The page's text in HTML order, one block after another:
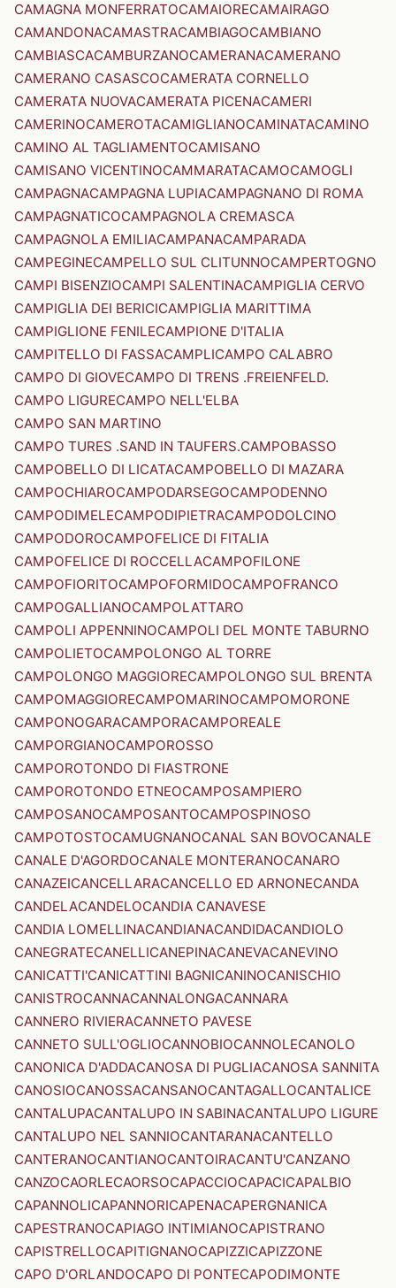
CAMAGNA MONFERRATOCAMAIORECAMAIRAGO
CAMANDONACAMASTRACAMBIAGOCAMBIANO
CAMBIASCACAMBURZANOCAMERANACAMERANO
CAMERANO CASASCOCAMERATA CORNELLO
CAMERATA NUOVACAMERATA PICENACAMERI
CAMERINOCAMEROTACAMIGLIANOCAMINATACAMINO
CAMINO AL TAGLIAMENTOCAMISANO
CAMISANO VICENTINOCAMMARATACAMOCAMOGLI
CAMPAGNACAMPAGNA LUPIACAMPAGNANO DI ROMA
CAMPAGNATICOCAMPAGNOLA CREMASCA
CAMPAGNOLA EMILIACAMPANACAMPARADA
CAMPEGINECAMPELLO SUL CLITUNNOCAMPERTOGNO
CAMPI BISENZIOCAMPI SALENTINACAMPIGLIA CERVO
CAMPIGLIA DEI BERICICAMPIGLIA MARITTIMA
CAMPIGLIONE FENILECAMPIONE D'ITALIA
CAMPITELLO DI FASSACAMPLICAMPO CALABRO
CAMPO DI GIOVECAMPO DI TRENS .FREIENFELD.
CAMPO LIGURECAMPO NELL'ELBA
CAMPO SAN MARTINO
CAMPO TURES .SAND IN TAUFERS.CAMPOBASSO
CAMPOBELLO DI LICATACAMPOBELLO DI MAZARA
CAMPOCHIAROCAMPODARSEGOCAMPODENNO
CAMPODIMELECAMPODIPIETRACAMPODOLCINO
CAMPODOROCAMPOFELICE DI FITALIA
CAMPOFELICE DI ROCCELLACAMPOFILONE
CAMPOFIORITOCAMPOFORMIDOCAMPOFRANCO
CAMPOGALLIANOCAMPOLATTARO
CAMPOLI APPENNINOCAMPOLI DEL MONTE TABURNO
CAMPOLIETOCAMPOLONGO AL TORRE
CAMPOLONGO MAGGIORECAMPOLONGO SUL BRENTA
CAMPOMAGGIORECAMPOMARINOCAMPOMORONE
CAMPONOGARACAMPORACAMPOREALE
CAMPORGIANOCAMPOROSSO
CAMPOROTONDO DI FIASTRONE
CAMPOROTONDO ETNEOCAMPOSAMPIERO
CAMPOSANOCAMPOSANTOCAMPOSPINOSO
CAMPOTOSTOCAMUGNANOCANAL SAN BOVOCANALE
CANALE D'AGORDOCANALE MONTERANOCANARO
CANAZEICANCELLARACANCELLO ED ARNONECANDA
CANDELACANDELOCANDIA CANAVESE
CANDIA LOMELLINACANDIANACANDIDACANDIOLO
CANEGRATECANELLICANEPINACANEVACANEVINO
CANICATTI'CANICATTINI BAGNICANINOCANISCHIO
CANISTROCANNACANNALONGACANNARA
CANNERO RIVIERACANNETO PAVESE
CANNETO SULL'OGLIOCANNOBIOCANNOLECANOLO
CANONICA D'ADDACANOSA DI PUGLIACANOSA SANNITA
CANOSIOCANOSSACANSANOCANTAGALLOCANTALICE
CANTALUPACANTALUPO IN SABINACANTALUPO LIGURE
CANTALUPO NEL SANNIOCANTARANACANTELLO
CANTERANOCANTIANOCANTOIRACANTU'CANZANO
CANZOCAORLECAORSOCAPACCIOCAPACICAPALBIO
CAPANNOLICAPANNORICAPENACAPERGNANICA
CAPESTRANOCAPIAGO INTIMIANOCAPISTRANO
CAPISTRELLOCAPITIGNANOCAPIZZICAPIZZONE
CAPO D'ORLANDOCAPO DI PONTECAPODIMONTE